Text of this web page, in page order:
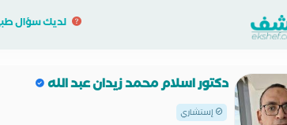
لديك سؤال
دكتور اسلام محمد زيدان عبد الله
إستشاري